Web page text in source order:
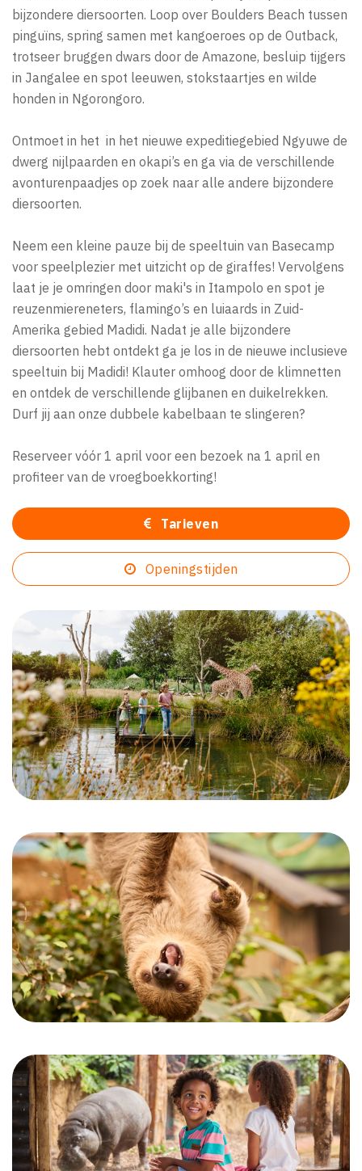
bijzondere diersoorten. Loop over Boulders Beach tussen
pinguïns, spring samen met kangoeroes op de Outback,
trotseer bruggen dwars door de Amazone, besluip tijgers
in Jangalee en spot leeuwen, stokstaartjes en wilde
honden in Ngorongoro.
Ontmoet in het in het nieuwe expeditiegebied Ngyuwe de
dwerg nijlpaarden en okapi’s en ga via de verschillende
avonturenpaadjes op zoek naar alle andere bijzondere
diersoorten.
Neem een kleine pauze bij de speeltuin van Basecamp
voor speelplezier met uitzicht op de giraffes! Vervolgens
laat je je omringen door maki's in Itampolo en spot je
reuzenmiereneters, flamingo’s en luiaards in Zuid-
Amerika gebied Madidi. Nadat je alle bijzondere
diersoorten hebt ontdekt ga je los in de nieuwe inclusieve
speeltuin bij Madidi! Klauter omhoog door de klimnetten
en ontdek de verschillende glijbanen en duikelrekken.
Durf jij aan onze dubbele kabelbaan te slingeren?
Reserveer vóór 1 april voor een bezoek na 1 april en
profiteer van de vroegboekkorting!
Tarieven
Openingstijden